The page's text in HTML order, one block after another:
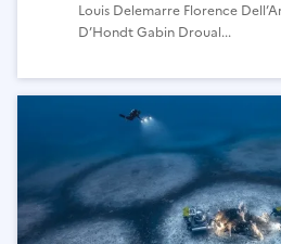
Louis Delemarre Florence
D’Hondt Gabin Droual...